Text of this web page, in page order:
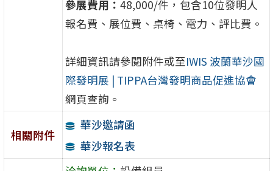
參展費用： 48,000/件，包含10位發明人
報名費、展位費、桌椅、電力、評比費。
詳細資訊請參閱附件或至IWIS 波蘭華沙國
際發明展 | TIPPA台灣發明商品促進協會
網頁查詢。
相關附件
華沙邀請函
華沙報名表